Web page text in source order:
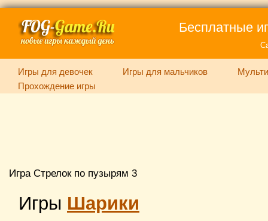
Бесплатные
Игры для девочек Игры для мальчиков
Прохождение игры
Игра Стрелок по пузырям 3
Игры Шарики